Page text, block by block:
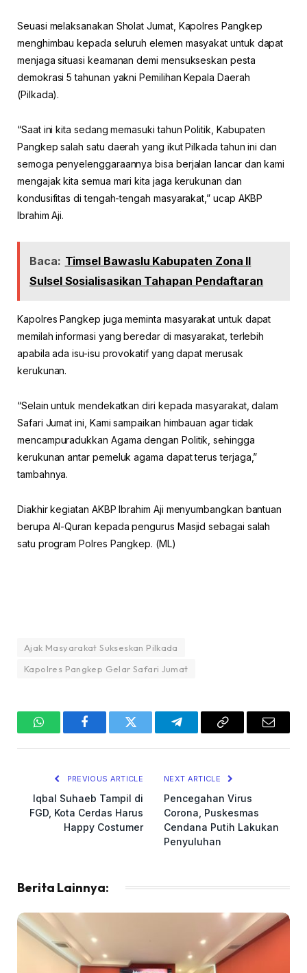
Seuasi melaksanakan Sholat Jumat, Kapolres Pangkep
menghimbau kepada seluruh elemen masyakat untuk dapat
menjaga situasi keamanan demi mensukseskan pesta
demokrasi 5 tahunan yakni Pemilihan Kepala Daerah
(Pilkada).
“Saat ini kita sedang memasuki tahun Politik, Kabupaten
Pangkep salah satu daerah yang ikut Pilkada tahun ini dan
semoga penyelenggaraannya bisa berjalan lancar dan kami
mengajak kita semua mari kita jaga kerukunan dan
kondusifitas di tengah-tengah masyarakat,” ucap AKBP
Ibrahim Aji.
Baca: Timsel Bawaslu Kabupaten Zona II
Sulsel Sosialisasikan Tahapan Pendaftaran
Kapolres Pangkep juga meminta masyarakat untuk dapat
memilah informasi yang beredar di masyarakat, terlebih
apabila ada isu-isu provokatif yang dapat merusak
kerukunan.
“Selain untuk mendekatkan diri kepada masyarakat, dalam
Safari Jumat ini, Kami sampaikan himbauan agar tidak
mencampuradukkan Agama dengan Politik, sehingga
kerukunan antar pemeluk agama dapat terus terjaga,”
tambahnya.
Diakhir kegiatan AKBP Ibrahim Aji menyumbangkan bantuan
berupa Al-Quran kepada pengurus Masjid sebagai salah
satu program Polres Pangkep. (ML)
Ajak Masyarakat Sukseskan Pilkada
Kapolres Pangkep Gelar Safari Jumat
WhatsAppFacebookTwitter TelegramCopy
Email
PREVIOUS ARTICLE
Iqbal Suhaeb Tampil di
FGD, Kota Cerdas Harus
Happy Costumer
NEXT ARTICLE
Pencegahan Virus
Corona, Puskesmas
Cendana Putih Lakukan
Penyuluhan
Berita Lainnya: